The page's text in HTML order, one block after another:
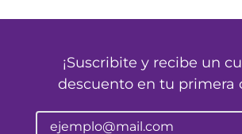
¡Suscribite y recibe un
descuento en tu primera